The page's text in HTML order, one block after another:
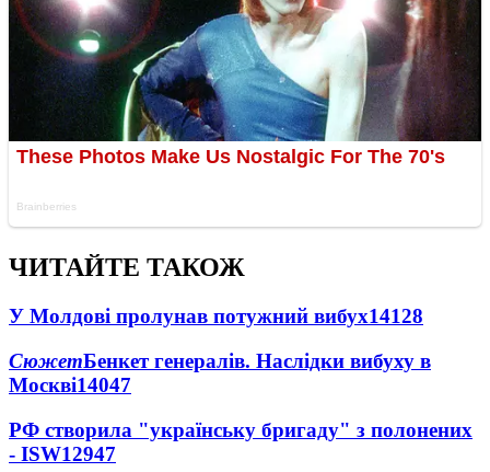
ЧИТАЙТЕ ТАКОЖ
У Молдові пролунав потужний вибух14128
СюжетБенкет генералів. Наслідки вибуху в
Москві14047
РФ створила "українську бригаду" з полонених
- ISW12947